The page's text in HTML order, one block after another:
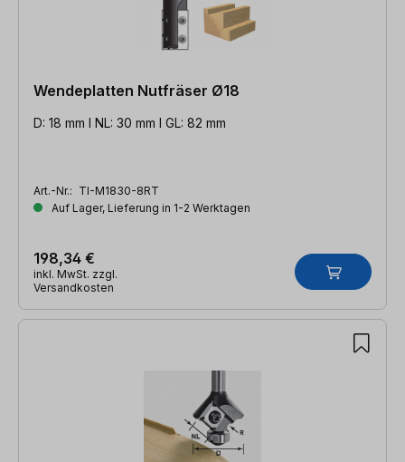
Wendeplatten Nutfräser Ø18
D: 18 mm l NL: 30 mm l GL: 82 mm
Art.-Nr.: TI-M1830-8RT
Auf Lager, Lieferung in 1-2 Werktagen
198,34 €
inkl. MwSt. zzgl.
Versandkosten